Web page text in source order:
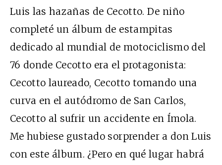
Luis las hazañas de Cecotto. De niño
completé un álbum de estampitas
dedicado al mundial de motociclismo del
76 donde Cecotto era el protagonista:
Cecotto laureado, Cecotto tomando una
curva en el autódromo de San Carlos,
Cecotto al sufrir un accidente en Ímola.
Me hubiese gustado sorprender a don Luis
con este álbum. ¿Pero en qué lugar habrá